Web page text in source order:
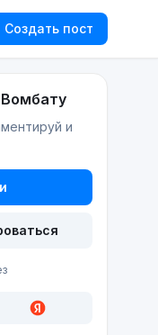
Создать пост
и